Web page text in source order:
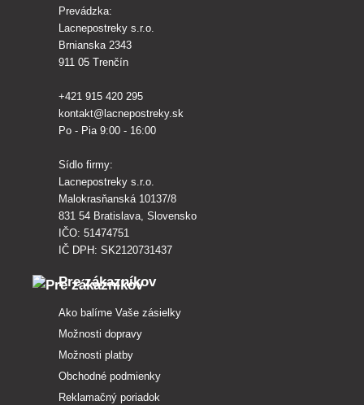
Prevádzka:
Lacnepostreky s.r.o.
Brnianska 2343
911 05 Trenčín
+421 915 420 295
kontakt@lacnepostreky.sk
Po - Pia 9:00 - 16:00
Sídlo firmy:
Lacnepostreky s.r.o.
Malokrasňanská 10137/8
831 54 Bratislava, Slovensko
IČO: 51474751
IČ DPH: SK2120731437
Pre zákazníkov
Ako balíme Vaše zásielky
Možnosti dopravy
Možnosti platby
Obchodné podmienky
Reklamačný poriadok